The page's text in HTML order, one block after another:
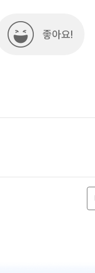
좋아요!